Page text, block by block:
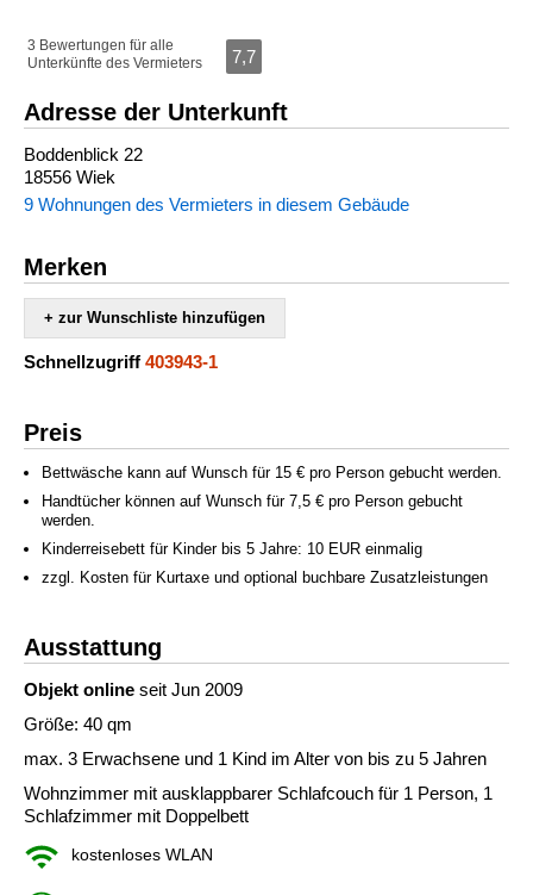
3 Bewertungen für alle
Unterkünfte des Vermieters
7,7
Adresse der Unterkunft
Boddenblick 22
18556 Wiek
9 Wohnungen des Vermieters in diesem Gebäude
Merken
+ zur Wunschliste hinzufügen
Schnellzugriff 403943-1
Preis
Bettwäsche kann auf Wunsch für 15 € pro Person gebucht werden.
Handtücher können auf Wunsch für 7,5 € pro Person gebucht
werden.
Kinderreisebett für Kinder bis 5 Jahre: 10 EUR einmalig
zzgl. Kosten für Kurtaxe und optional buchbare Zusatzleistungen
Ausstattung
Objekt online seit Jun 2009
Größe: 40 qm
max. 3 Erwachsene und 1 Kind im Alter von bis zu 5 Jahren
Wohnzimmer mit ausklappbarer Schlafcouch für 1 Person, 1
Schlafzimmer mit Doppelbett
kostenloses WLAN